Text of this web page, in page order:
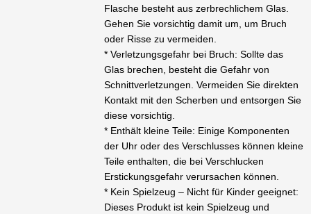
Flasche besteht aus zerbrechlichem Glas.
Gehen Sie vorsichtig damit um, um Bruch
oder Risse zu vermeiden.
* Verletzungsgefahr bei Bruch: Sollte das
Glas brechen, besteht die Gefahr von
Schnittverletzungen. Vermeiden Sie direkten
Kontakt mit den Scherben und entsorgen Sie
diese vorsichtig.
* Enthält kleine Teile: Einige Komponenten
der Uhr oder des Verschlusses können kleine
Teile enthalten, die bei Verschlucken
Erstickungsgefahr verursachen können.
* Kein Spielzeug – Nicht für Kinder geeignet:
Dieses Produkt ist kein Spielzeug und